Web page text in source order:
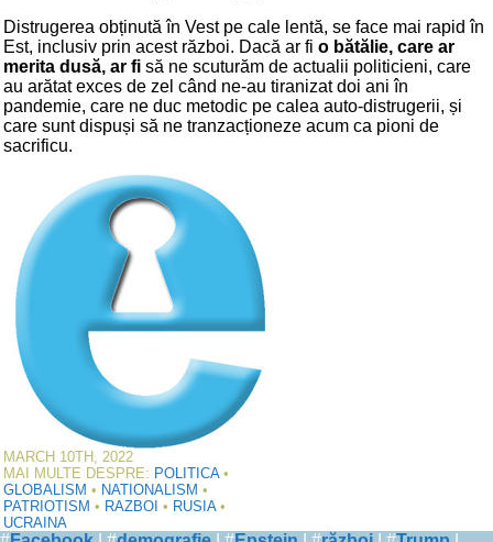
Distrugerea obținută în Vest pe cale lentă, se face mai rapid în
Est, inclusiv prin acest război. Dacă ar fi o bătălie, care ar
merita dusă, ar fi să ne scuturăm de actualii politicieni, care
au arătat exces de zel când ne-au tiranizat doi ani în
pandemie, care ne duc metodic pe calea auto-distrugerii, și
care sunt dispuși să ne tranzacționeze acum ca pioni de
sacrificu.
MARCH 10TH, 2022
MAI MULTE DESPRE: POLITICA•
GLOBALISM • NATIONALISM •
PATRIOTISM • RAZBOI • RUSIA•
UCRAINA